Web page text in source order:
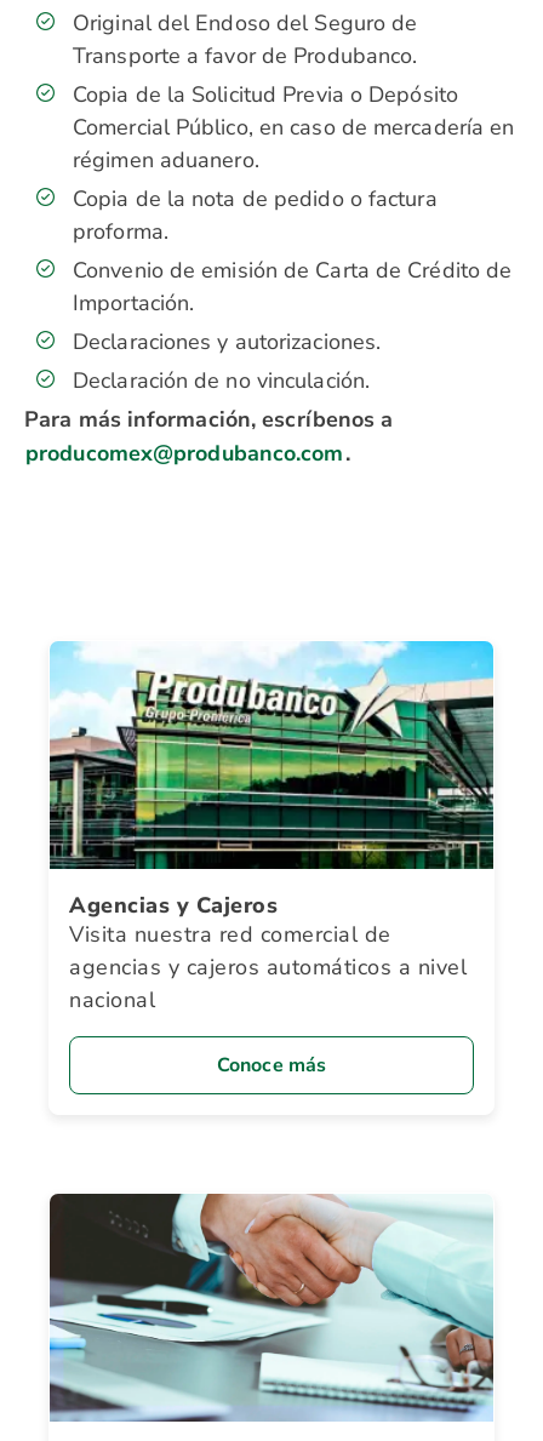
Original del Endoso del Seguro de
Transporte a favor de Produbanco.
Copia de la Solicitud Previa o Depósito
Comercial Público, en caso de mercadería en
régimen aduanero.
Copia de la nota de pedido o factura
proforma.
Convenio de emisión de Carta de Crédito de
Importación.
Declaraciones y autorizaciones.
Declaración de no vinculación.
Para más información, escríbenos a
producomex@produbanco.com.
Agencias y Cajeros
Visita nuestra red comercial de
agencias y cajeros automáticos a nivel
nacional
Conoce más